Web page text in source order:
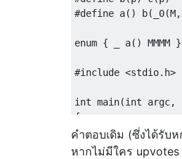
#define a()
enum { _ a() MMMM
#include <stdio.h>
int main(int argc,
{
printf("%d",
    return 0;
คำตอบเดิม (ซึ่งได้รับ
หากไม่มีใคร